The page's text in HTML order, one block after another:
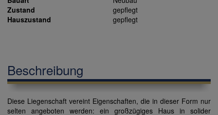
Zustand
gepflegt
Hauszustand
gepflegt
Beschreibung
Diese Liegenschaft vereint Eigenschaften, die in dieser Form nur
selten angeboten werden: ein großzügiges Haus in solider